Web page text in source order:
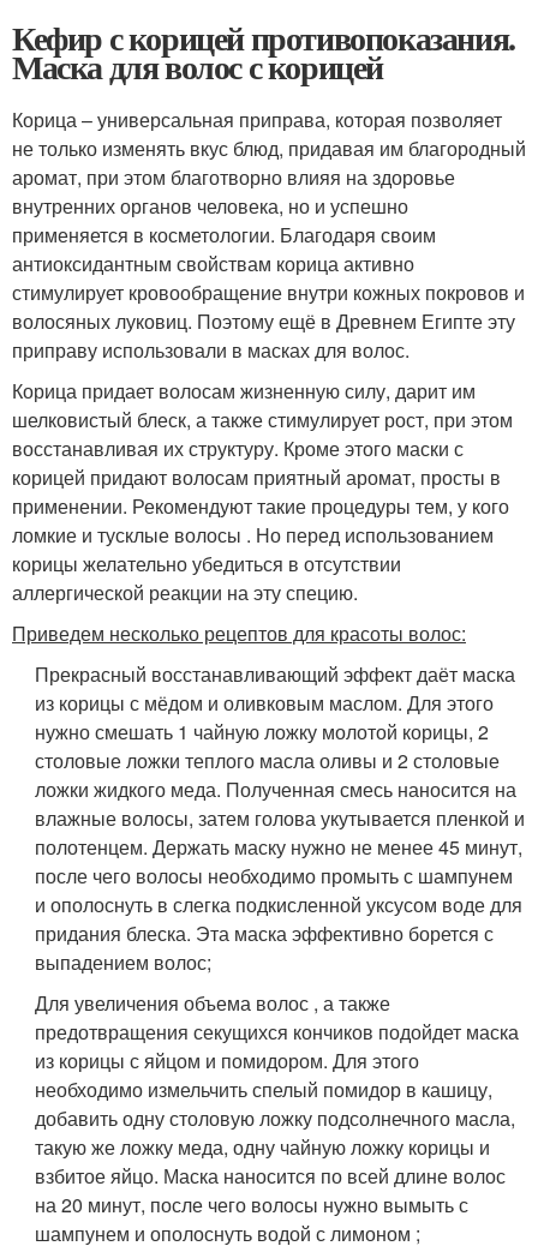
Кефир с корицей противопоказания.
Маска для волос с корицей
Корица – универсальная приправа, которая позволяет
не только изменять вкус блюд, придавая им благородный
аромат, при этом благотворно влияя на здоровье
внутренних органов человека, но и успешно
применяется в косметологии. Благодаря своим
антиоксидантным свойствам корица активно
стимулирует кровообращение внутри кожных покровов и
волосяных луковиц. Поэтому ещё в Древнем Египте эту
приправу использовали в масках для волос.
Корица придает волосам жизненную силу, дарит им
шелковистый блеск, а также стимулирует рост, при этом
восстанавливая их структуру. Кроме этого маски с
корицей придают волосам приятный аромат, просты в
применении. Рекомендуют такие процедуры тем, у кого
ломкие и тусклые волосы . Но перед использованием
корицы желательно убедиться в отсутствии
аллергической реакции на эту специю.
Приведем несколько рецептов для красоты волос:
Прекрасный восстанавливающий эффект даёт маска
из корицы с мёдом и оливковым маслом. Для этого
нужно смешать 1 чайную ложку молотой корицы, 2
столовые ложки теплого масла оливы и 2 столовые
ложки жидкого меда. Полученная смесь наносится на
влажные волосы, затем голова укутывается пленкой и
полотенцем. Держать маску нужно не менее 45 минут,
после чего волосы необходимо промыть с шампунем
и ополоснуть в слегка подкисленной уксусом воде для
придания блеска. Эта маска эффективно борется с
выпадением волос;
Для увеличения объема волос , а также
предотвращения секущихся кончиков подойдет маска
из корицы с яйцом и помидором. Для этого
необходимо измельчить спелый помидор в кашицу,
добавить одну столовую ложку подсолнечного масла,
такую же ложку меда, одну чайную ложку корицы и
взбитое яйцо. Маска наносится по всей длине волос
на 20 минут, после чего волосы нужно вымыть с
шампунем и ополоснуть водой с лимоном ;